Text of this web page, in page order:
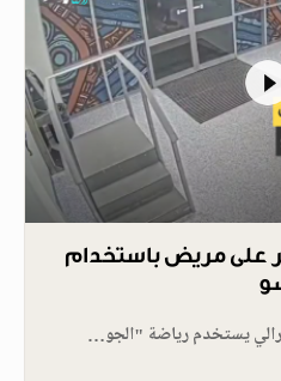
على مريض باستخدام
يستخدم رياضة "الجو…